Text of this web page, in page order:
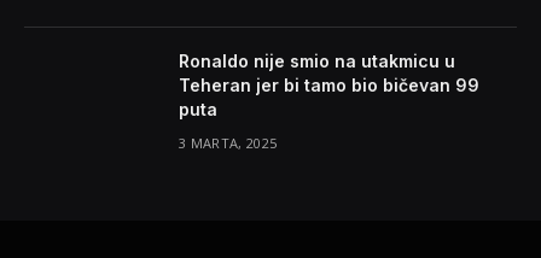
Ronaldo nije smio na utakmicu u
Teheran jer bi tamo bio bičevan 99
puta
3 MARTA, 2025